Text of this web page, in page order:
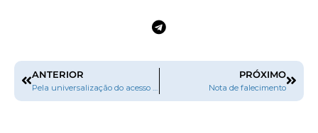
ANTERIOR
Pela universalização do acesso ao livro
PRÓXIMO
Nota de falecimento